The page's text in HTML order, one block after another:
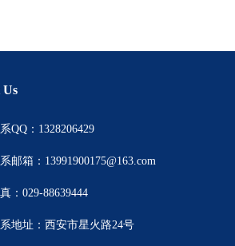
Us
QQ：1328206429
邮箱：13991900175@163.com
：029-88639444
地址：西安市星火路24号